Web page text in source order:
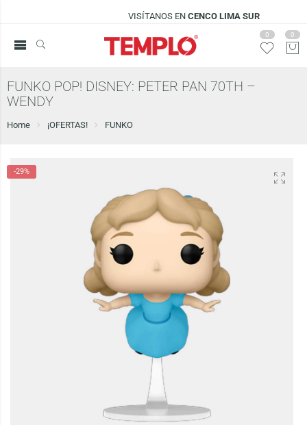
VISÍTANOS ENCENCO LIMA SUR
0 0
FUNKO POP! DISNEY: PETER PAN 70TH –
WENDY
Home ¡OFERTAS! FUNKO
-29%